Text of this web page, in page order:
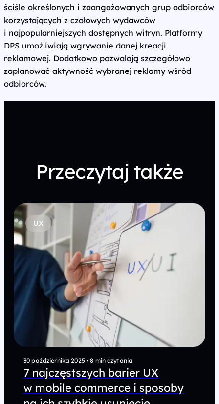
ściśle określonych i zaangażowanych grup odbiorców
korzystających z czołowych wydawców
i najpopularniejszych dostępnych witryn. Platformy
DPS umożliwiają wgrywanie danej kreacji
reklamowej. Dodatkowo pozwalają szczegółowo
zaplanować aktywność wybranej reklamy wśród
odbiorców.
Przeczytaj także
UX
30 października 2025 • 8 min czytania
7 najczęstszych barier UX
w mobile commerce i sposoby